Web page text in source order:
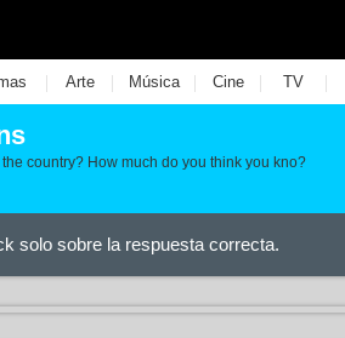
| Arte | Música | Cine | TV |
country? How much do you think you kno?
solo sobre la respuesta correcta.